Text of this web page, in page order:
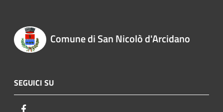
Comune di San Nicolò d'Arcidano
SEGUICI SU